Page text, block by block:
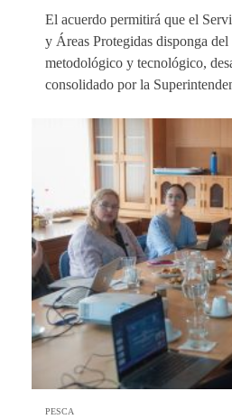
El acuerdo permitirá que el
y Áreas Protegidas disponga
metodológico y tecnológico,
consolidado por la
PESCA